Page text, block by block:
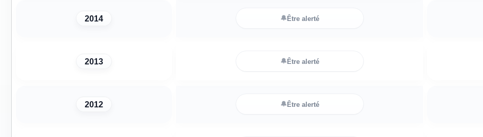
2014 🔔Être alerté
2013 🔔Être alerté
2012 🔔Être alerté